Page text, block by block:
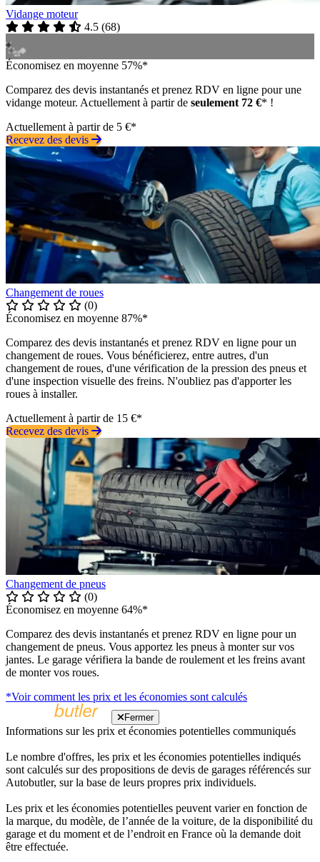
Vidange moteur
4.5 (68)
Économisez en moyenne 57%*
Comparez des devis instantanés et prenez RDV en ligne pour une
vidange moteur. Actuellement à partir de seulement 72 €* !
Actuellement à partir de 5 €*
Recevez des devis
Changement de roues
(0)
Économisez en moyenne 87%*
Comparez des devis instantanés et prenez RDV en ligne pour un
changement de roues. Vous bénéficierez, entre autres, d'un
changement de roues, d'une vérification de la pression des pneus et
d'une inspection visuelle des freins. N'oubliez pas d'apporter les
roues à installer.
Actuellement à partir de 15 €*
Recevez des devis
Changement de pneus
(0)
Économisez en moyenne 64%*
Comparez des devis instantanés et prenez RDV en ligne pour un
changement de pneus. Vous apportez les pneus à monter sur vos
jantes. Le garage vérifiera la bande de roulement et les freins avant
de monter vos roues.
*Voir comment les prix et les économies sont calculés
Fermer
Informations sur les prix et économies potentielles communiqués
Le nombre d'offres, les prix et les économies potentielles indiqués
sont calculés sur des propositions de devis de garages référencés sur
Autobutler, sur la base de leurs propres prix individuels.
Les prix et les économies potentielles peuvent varier en fonction de
la marque, du modèle, de l’année de la voiture, de la disponibilité du
garage et du moment et de l’endroit en France où la demande doit
être effectuée.